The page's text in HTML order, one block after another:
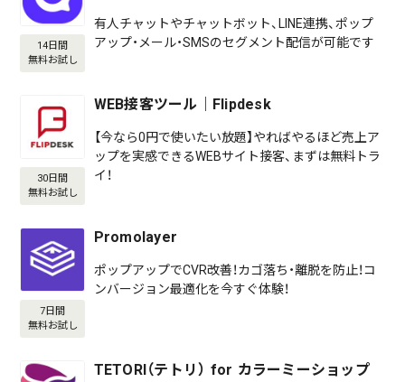
14日間
無料お試し
有人チャットやチャットボット、LINE連携、ポップ
アップ・メール・SMSのセグメント配信が可能です
30日間
無料お試し
WEB接客ツール｜Flipdesk
【今なら0円で使いたい放題】やればやるほど売上ア
ップを実感できるWEBサイト接客、まずは無料トラ
イ！
7日間
無料お試し
Promolayer
ポップアップでCVR改善！カゴ落ち・離脱を防止！コ
ンバージョン最適化を今すぐ体験！
TETORI（テトリ） for カラーミーショップ